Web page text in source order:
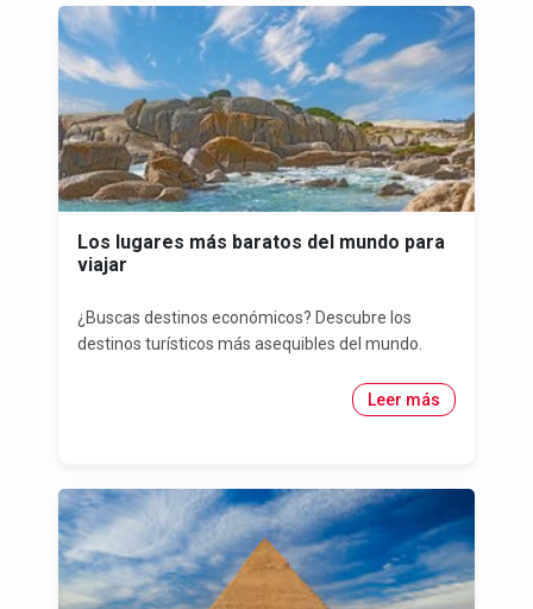
Los lugares más baratos del mundo para
viajar
¿Buscas destinos económicos? Descubre los
destinos turísticos más asequibles del mundo.
Leer más